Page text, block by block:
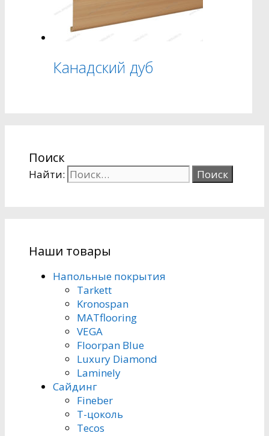
Канадский дуб
Поиск
Найти:
Наши товары
Напольные покрытия
Tarkett
Kronospan
MATflooring
VEGA
Floorpan Blue
Luxury Diamond
Laminely
Сайдинг
Fineber
Т-цоколь
Tecos